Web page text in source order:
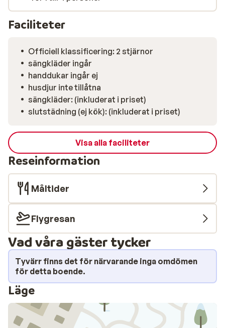
Faciliteter
Officiell klassificering: 2 stjärnor
sängkläder ingår
handdukar ingår ej
husdjur inte tillåtna
sängkläder: (inkluderat i priset)
slutstädning (ej kök): (inkluderat i priset)
Visa alla faciliteter
Reseinformation
Måltider
Flygresan
Vad våra gäster tycker
Tyvärr finns det för närvarande inga omdömen
för detta boende.
Läge